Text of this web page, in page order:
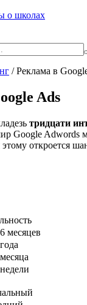
о школах
/Реклама в
Ads
тридцати
Google Adwords
откроется
месяцев